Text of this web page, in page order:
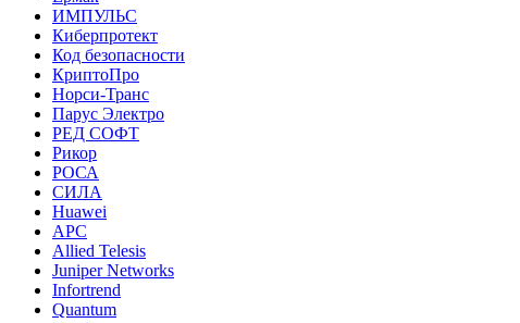
ИМПУЛЬС
Киберпротект
Код безопасности
КриптоПро
Норси-Транс
Парус Электро
РЕД СОФТ
Рикор
РОСА
СИЛА
Huawei
APC
Allied Telesis
Juniper Networks
Infortrend
Quantum